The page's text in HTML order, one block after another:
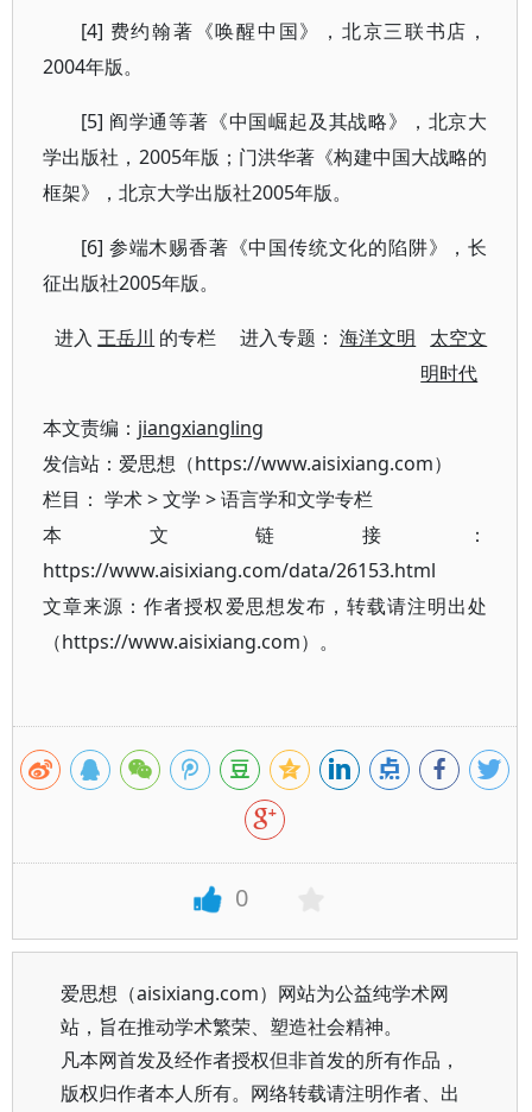
[4] 费约翰著《唤醒中国》，北京三联书店，
2004年版。
[5] 阎学通等著《中国崛起及其战略》，北京大
学出版社，2005年版；门洪华著《构建中国大战略的
框架》，北京大学出版社2005年版。
[6] 参端木赐香著《中国传统文化的陷阱》，长
征出版社2005年版。
进入王岳川 的专栏 进入专题：海洋文明
太空文
明时代
本文责编： jiangxiangling
发信站：爱思想（https://www.aisixiang.com）
栏目： 学术>文学 >语言学和文学专栏
本文链接：
https://www.aisixiang.com/data/26153.html
文章来源：作者授权爱思想发布，转载请注明出处
（https://www.aisixiang.com）。
0
爱思想（aisixiang.com）网站为公益纯学术网
站，旨在推动学术繁荣、塑造社会精神。
凡本网首发及经作者授权但非首发的所有作品，
版权归作者本人所有。网络转载请注明作者、出